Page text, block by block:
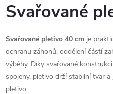
Svařované
Svařované pletivo 40 cm je
ochranu záhonů, oddělení částí
výběhy. Díky svařované
spojeny, pletivo drží stabilní tvar
pletivo.